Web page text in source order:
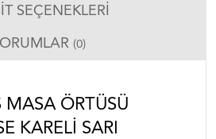
SEÇENEKLERI
(0)
ÖRTÜSÜ
KARELI SARI